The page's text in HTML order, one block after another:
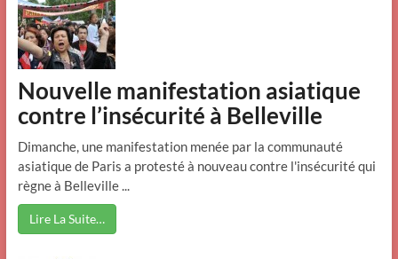
Nouvelle manifestation asiatique
contre l’insécurité à Belleville
Dimanche, une manifestation menée par la communauté
asiatique de Paris a protesté à nouveau contre l'insécurité qui
règne à Belleville ...
Lire La Suite…